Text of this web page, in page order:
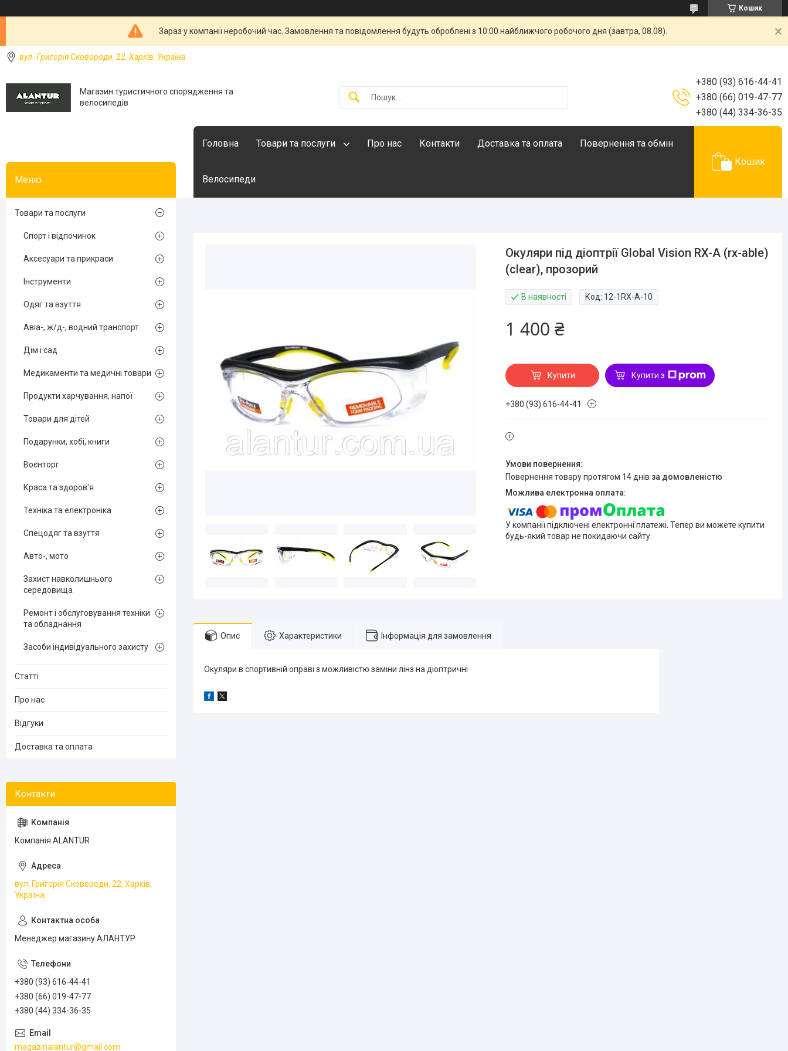
Кошик
Зараз у компанії неробочий час. Замовлення та повідомлення будуть оброблені з 10:00 найближчого робочого дня (завтра, 08.08).
вул. Григорія Сковороди, 22, Харків, Україна
Магазин туристичного спорядження та
велосипедів
+380 (93) 616-44-41
+380 (66) 019-47-77
+380 (44) 334-36-35
Головна Товари та послуги Про нас Контакти Доставка та оплата Повернення та обмін
Велосипеди
Кошик
Окуляри під діоптрії Global Vision RX-A (rx-able)
(clear), прозорий
В наявності Код: 12-1RX-A-10
1 400 ₴
Купити Купити з
+380 (93) 616-44-41
повернення товару протягом 14 днів за домовленістю
У компанії підключені електронні платежі. Тепер ви можете купити
будь-який товар не покидаючи сайту.
Опис Характеристики Інформація для замовлення
Окуляри в спортивній оправі з можливістю заміни лінз на діоптричні
Товари та послуги
Спорт і відпочинок
Аксесуари та прикраси
Інструменти
Одяг та взуття
Авіа-, ж/д-, водний транспорт
Дім і сад
Медикаменти та медичні товари
Продукти харчування, напої
Товари для дітей
Подарунки, хобі, книги
Воєнторг
Краса та здоров'я
Техніка та електроніка
Спецодяг та взуття
Авто-, мото
Захист навколишнього
середовища
Ремонт і обслуговування техніки
та обладнання
Засоби індивідуального захисту
Статті
Про нас
Відгуки
Доставка та оплата
Компанія ALANTUR
вул. Григорія Сковороди, 22, Харків,
Україна
Менеджер магазину АЛАНТУР
+380 (93) 616-44-41
+380 (66) 019-47-77
+380 (44) 334-36-35
magazinalantur@gmail.com